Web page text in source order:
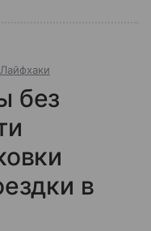
Лайфхаки
без
в